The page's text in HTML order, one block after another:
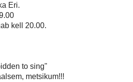
Eri.
kell 20.00.
to sing"
metsikum!!!